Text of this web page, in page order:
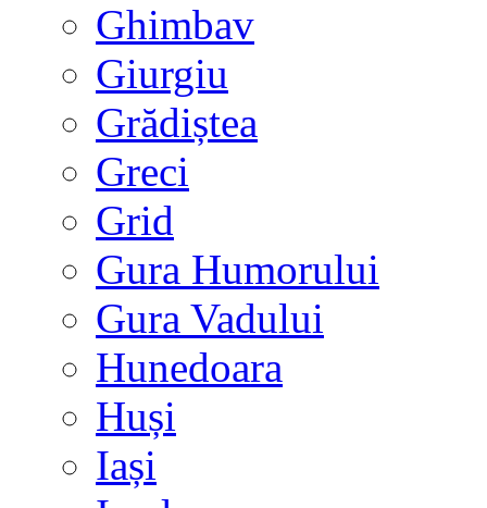
Ghimbav
Giurgiu
Grădiștea
Greci
Grid
Gura Humorului
Gura Vadului
Hunedoara
Huși
Iași